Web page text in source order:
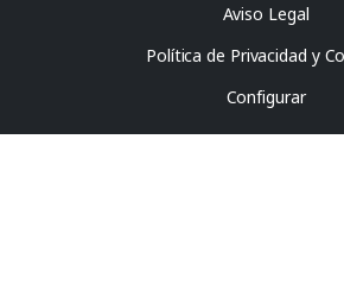
Aviso Legal
Política de Privacidad y
Configurar